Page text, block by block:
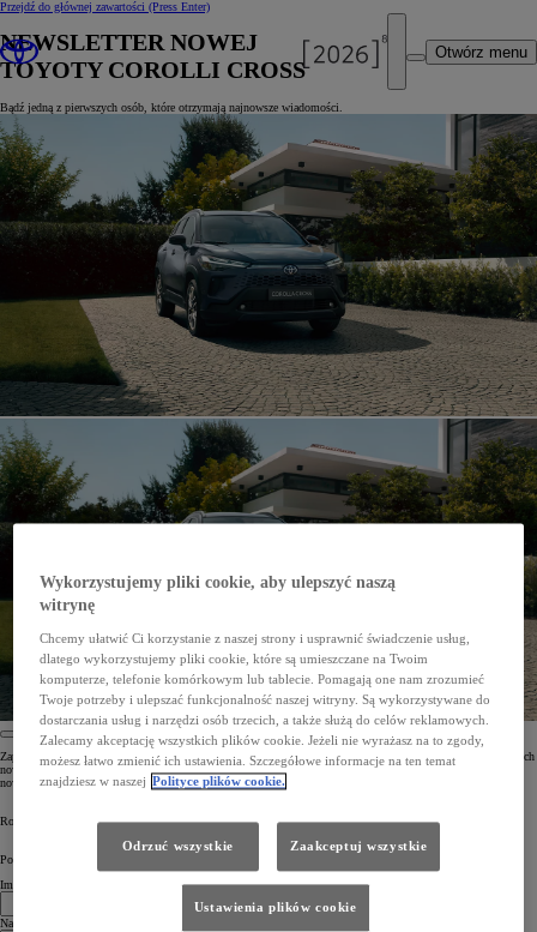
Przejdź do głównej zawartości (Press Enter)
Otwórz menu
NEWSLETTER NOWEJ
TOYOTY COROLLI CROSS
Bądź jedną z pierwszych osób, które otrzymają najnowsze wiadomości.
Zapisz się do newslettera, aby otrzymać dostęp do ekskluzywnych treści, w tym zapowiedzi i ofert dotyczących
nowej Toyoty Corolli Cross. Dołącz do wspólnej, ekscytującej podróży w przyszłość i nie przegap żadnej
nowości!
Rozpocznij ekscytującą podróż. Zapisz się do newslettera Toyoty już dziś.
Powiedz nam coś o sobie
Imię
Nazwisko
Wykorzystujemy pliki cookie, aby ulepszyć naszą
witrynę
Chcemy ułatwić Ci korzystanie z naszej strony i usprawnić świadczenie usług,
dlatego wykorzystujemy pliki cookie, które są umieszczane na Twoim
komputerze, telefonie komórkowym lub tablecie. Pomagają one nam zrozumieć
Twoje potrzeby i ulepszać funkcjonalność naszej witryny. Są wykorzystywane do
dostarczania usług i narzędzi osób trzecich, a także służą do celów reklamowych.
Zalecamy akceptację wszystkich plików cookie. Jeżeli nie wyrażasz na to zgody,
możesz łatwo zmienić ich ustawienia. Szczegółowe informacje na ten temat
znajdziesz w naszej Polityce plików cookie.
Odrzuć wszystkie Zaakceptuj wszystkie
Ustawienia plików cookie